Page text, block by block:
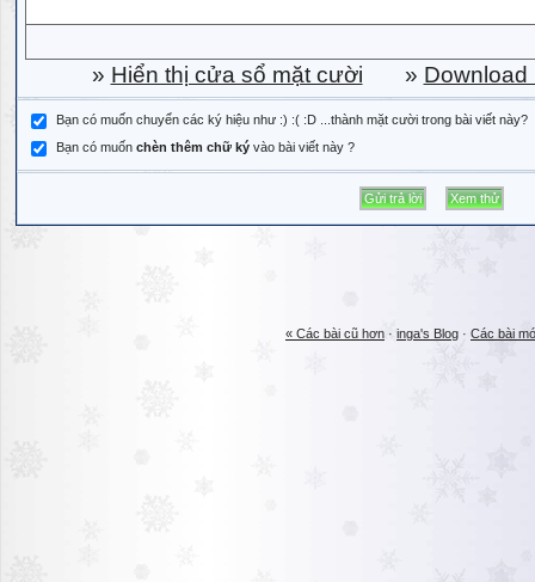
» Hiển thị cửa sổ mặt cười » Download
Bạn có muốn chuyển các ký hiệu như :) :( :D ...thành mặt cười trong bài viết này?
Bạn có muốn chèn thêm chữ ký vào bài viết này ?
« Các bài cũ hơn · inga's Blog · Các bài